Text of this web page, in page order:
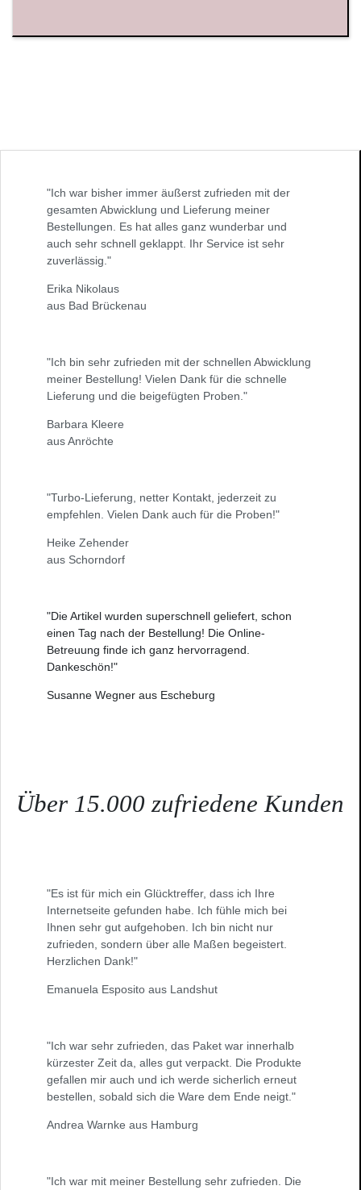
"Ich war bisher immer äußerst zufrieden mit der
gesamten Abwicklung und Lieferung meiner
Bestellungen. Es hat alles ganz wunderbar und
auch sehr schnell geklappt. Ihr Service ist sehr
zuverlässig."
Erika Nikolaus
aus Bad Brückenau
"Ich bin sehr zufrieden mit der schnellen Abwicklung
meiner Bestellung! Vielen Dank für die schnelle
Lieferung und die beigefügten Proben."
Barbara Kleere
aus Anröchte
"Turbo-Lieferung, netter Kontakt, jederzeit zu
empfehlen. Vielen Dank auch für die Proben!"
Heike Zehender
aus Schorndorf
"Die Artikel wurden superschnell geliefert, schon
einen Tag nach der Bestellung! Die Online-
Betreuung finde ich ganz hervorragend.
Dankeschön!"
Susanne Wegner aus Escheburg
Über 15.000 zufriedene Kunden
"Es ist für mich ein Glücktreffer, dass ich Ihre
Internetseite gefunden habe. Ich fühle mich bei
Ihnen sehr gut aufgehoben. Ich bin nicht nur
zufrieden, sondern über alle Maßen begeistert.
Herzlichen Dank!"
Emanuela Esposito aus Landshut
"Ich war sehr zufrieden, das Paket war innerhalb
kürzester Zeit da, alles gut verpackt. Die Produkte
gefallen mir auch und ich werde sicherlich erneut
bestellen, sobald sich die Ware dem Ende neigt."
Andrea Warnke aus Hamburg
"Ich war mit meiner Bestellung sehr zufrieden. Die